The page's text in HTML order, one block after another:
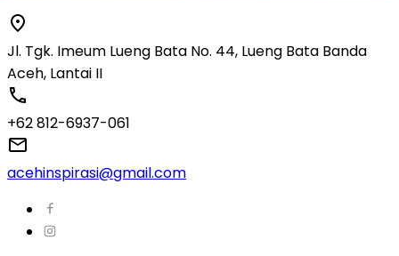
Jl. Tgk. Imeum Lueng Bata No. 44, Lueng Bata Banda
Aceh, Lantai II
+62 812-6937-061
acehinspirasi@gmail.com